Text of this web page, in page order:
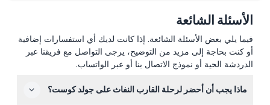
الأسئلة الشائعة
فيما يلي بعض الأسئلة الشائعة. إذا كانت لديك أي استفسارات إضافية
أو كنت بحاجة إلى مزيد من التوضيح، يرجى التواصل مع فريقنا عبر
الدردشة الحية أو نموذج الاتصال بنا أو عبر الواتساب.
ماذا يجب أن أحضر لرحلة القارب النفاث على جولد كوست؟